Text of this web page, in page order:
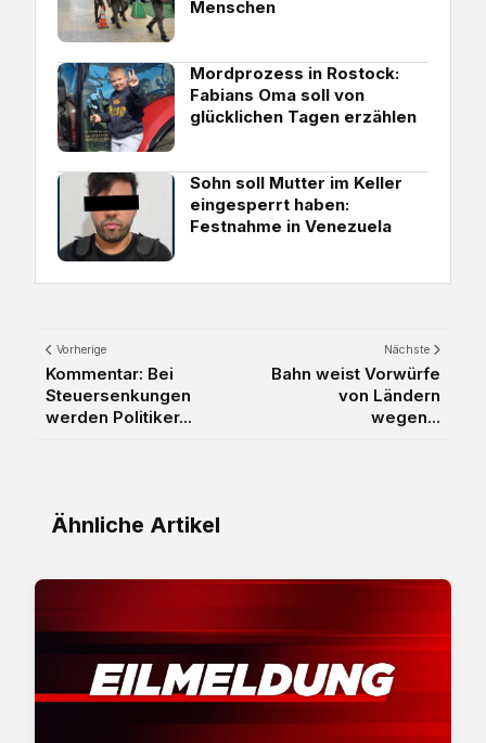
Menschen
Mordprozess in Rostock:
Fabians Oma soll von
glücklichen Tagen erzählen
Sohn soll Mutter im Keller
eingesperrt haben:
Festnahme in Venezuela
Vorherige
Kommentar: Bei
Steuersenkungen
werden Politiker...
Nächste
Bahn weist Vorwürfe
von Ländern
wegen...
Ähnliche Artikel